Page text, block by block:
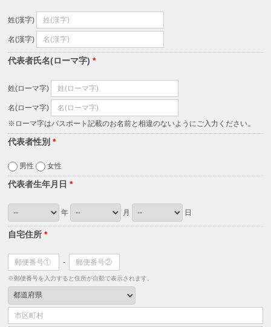
姓(漢字)
名(漢字)
代表者氏名(ローマ字)*
姓(ローマ字)
名(ローマ字)
※ローマ字はパスポート記載のお名前と相違のないようにご入力ください。
代表者性別*
男性 女性
代表者生年月日*
年 月 日
自宅住所*
-
※郵便番号を入力すると住所が自動で表示されます。